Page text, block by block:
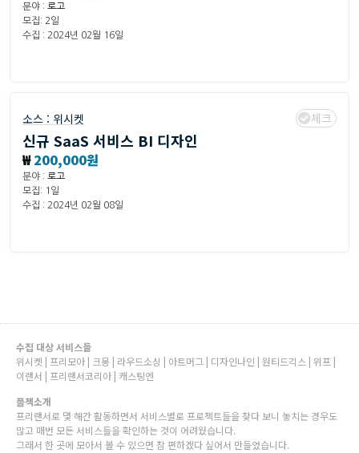
분야 : 로고
모집: 2일
수집 : 2024년 02월 16일
소스 : 위시켓 체크
신규 SaaS 서비스 BI 디자인
₩200,000원
분야 : 로고
모집: 1일
수집 : 2024년 02월 08일
수집 대상 서비스들
위시켓 | 프리모아 | 크몽 | 라우드소싱 | 아트머그 | 디자인나인 | 원티드긱스 | 위프 |
이랜서 | 프리랜서코리아 | 캐스팅엔
플젝소개
프리랜서로 몇 해간 활동하면서 서비스별로 프로젝트들을 찾다 보니 놓치는 경우도
많고 매번 모든 서비스들을 확인하는 것이 어려웠습니다.
그래서 한 곳에 모아서 볼 수 있으면 참 편하겠다 싶어서 만들었습니다.